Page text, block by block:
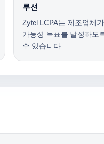
루션
Zytel LCPA는 제조업체
가능성 목표를 달성하도
수 있습니다.